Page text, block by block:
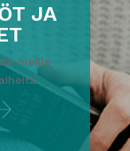
JA
meille